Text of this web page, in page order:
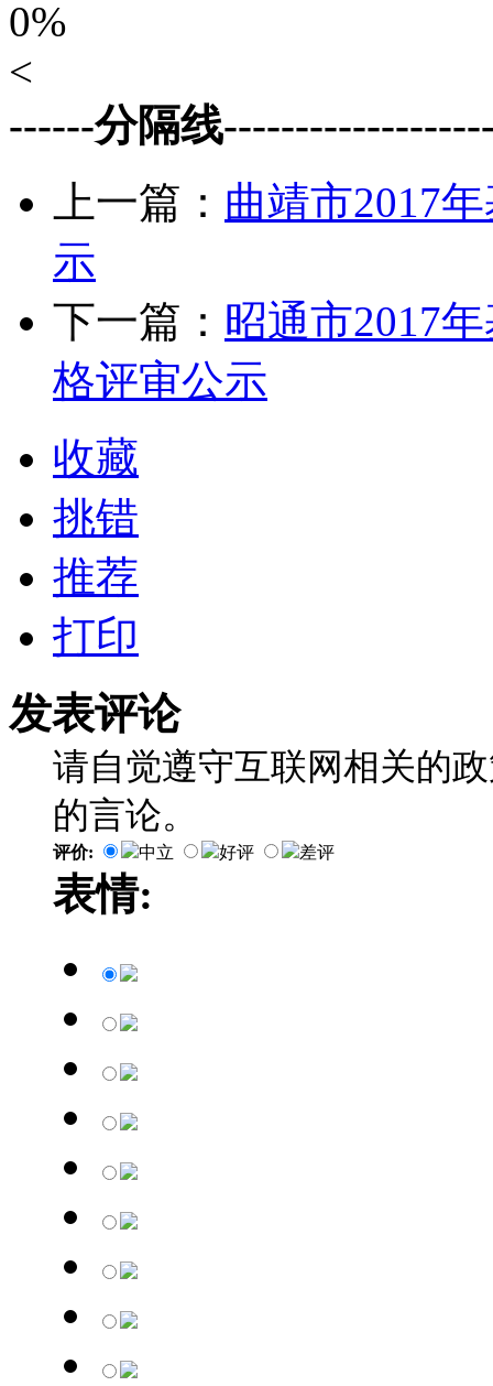
0%
<
------分隔线
上一篇： 曲靖市2017
示
下一篇： 昭通市2017
格评审公示
收藏
挑错
推荐
打印
发表评论
请自觉遵守互联网相关的
的言论。
评价: 中立 好评 差评
表情: